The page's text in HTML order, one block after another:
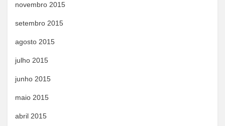
novembro 2015
setembro 2015
agosto 2015
julho 2015
junho 2015
maio 2015
abril 2015